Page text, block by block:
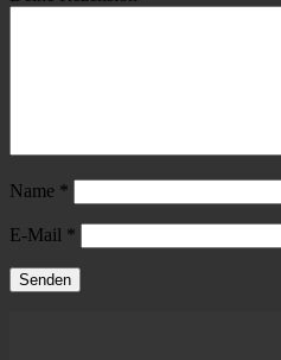
Name *
E-Mail *